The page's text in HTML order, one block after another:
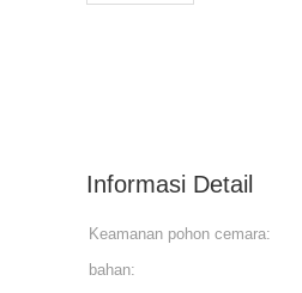
Informasi Detail
Keamanan pohon cemara:
bahan: